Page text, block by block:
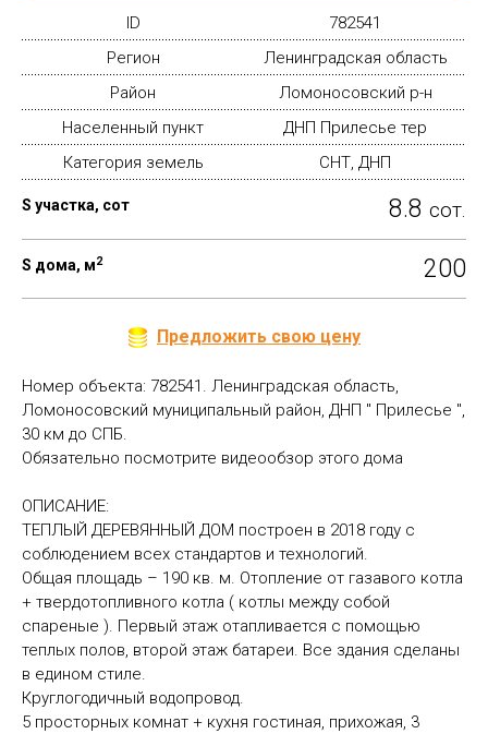
ID
782541
Регион
Ленинградская область
Район
Ломоносовский р-н
Населенный пункт
ДНП Прилесье тер
Категория земель
СНТ, ДНП
S участка, сот 8.8 сот.
S дома, м2 200
Предложить свою цену
Номер объекта: 782541. Ленинградская область,
Ломоносовский муниципальный район, ДНП " Прилесье ",
30 км до СПБ.
Обязательно посмотрите видеообзор этого дома
ОПИСАНИЕ:
ТЕПЛЫЙ ДЕРЕВЯННЫЙ ДОМ построен в 2018 году с
соблюдением всех стандартов и технологий.
Общая площадь – 190 кв. м. Отопление от газавого котла
+ твердотопливного котла ( котлы между собой
спареные ). Первый этаж отапливается с помощью
теплых полов, второй этаж батареи. Все здания сделаны
в едином стиле.
Круглогодичный водопровод.
5 просторных комнат + кухня гостиная, прихожая, 3